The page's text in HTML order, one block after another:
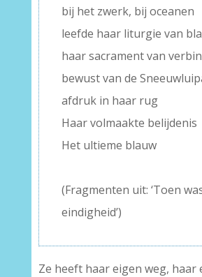
bij het zwerk, bij oceanen
leefde haar liturgie van
haar sacrament van
bewust van de
afdruk in haar rug
Haar volmaakte belijdenis
Het ultieme blauw
(Fragmenten uit: ‘Toen
eindigheid’)
Ze heeft haar eigen weg, haar